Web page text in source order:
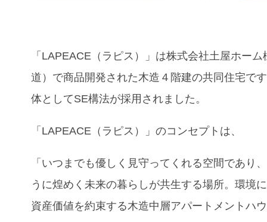
「LAPEACE（ラピス）」は株式会社土屋ホーム
道）で商品開発された木造４階建の共同住宅で
体としてSE構法が採用されました。
「LAPEACE（ラピス）」のコンセプトは、
「いつまでも優しく見守ってくれる空間であり
うに煌めく未来の暮らしが共生する場所。環境
資産価値を約束する木造中層アパートメントハ